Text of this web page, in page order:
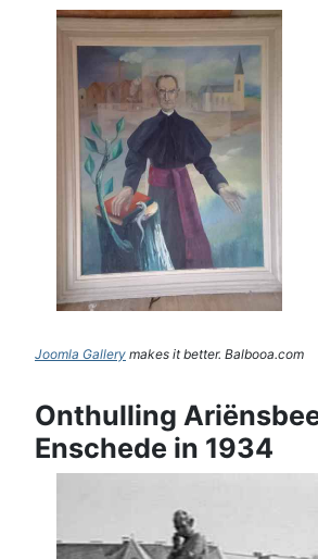
Joomla Gallery makes it better. Balbooa.com
Onthulling
Enschede in 1934